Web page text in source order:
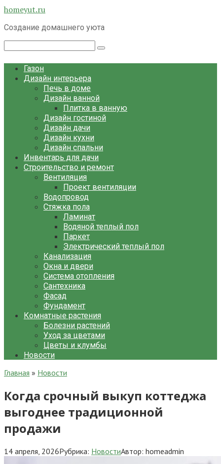
Перейти
контенту
homeyut.ru
Создание домашнего уюта
Газон
Дизайн интерьера
Печь в доме
Дизайн ванной
Плитка в ванную
Дизайн гостиной
Дизайн дачи
Дизайн кухни
Дизайн спальни
Инвентарь для дачи
Строительство и ремонт
Вентиляция
Проект вентиляции
Водопровод
Стяжка пола
Ламинат
Водяной теплый пол
Паркет
Электрический теплый пол
Канализация
Окна и двери
Система отопления
Сантехника
Фасад
Фундамент
Комнатные растения
Болезни растений
Уход за цветами
Цветы и клумбы
Новости
Главная » Новости
Когда срочный выкуп коттеджа
выгоднее традиционной
продажи
14 апреля, 2026Рубрика: НовостиАвтор: homeadmin